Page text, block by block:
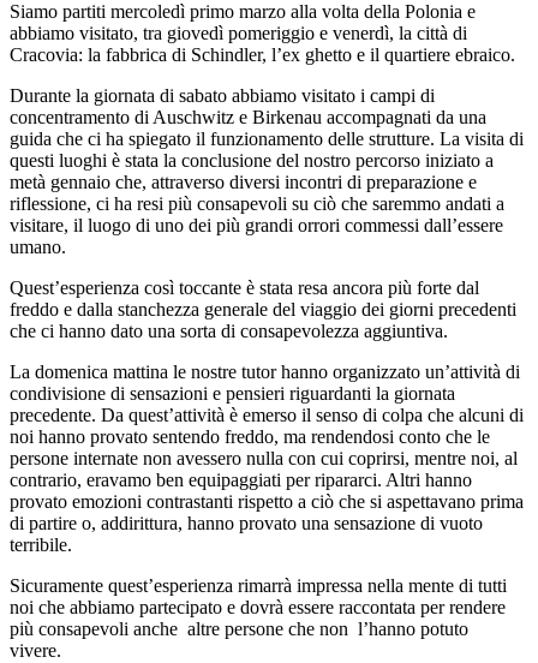
Siamo partiti mercoledì primo marzo alla volta della Polonia e
abbiamo visitato, tra giovedì pomeriggio e venerdì, la città di
Cracovia: la fabbrica di Schindler, l’ex ghetto e il quartiere ebraico.
Durante la giornata di sabato abbiamo visitato i campi di
concentramento di Auschwitz e Birkenau accompagnati da una
guida che ci ha spiegato il funzionamento delle strutture. La visita di
questi luoghi è stata la conclusione del nostro percorso iniziato a
metà gennaio che, attraverso diversi incontri di preparazione e
riflessione, ci ha resi più consapevoli su ciò che saremmo andati a
visitare, il luogo di uno dei più grandi orrori commessi dall’essere
umano.
Quest’esperienza così toccante è stata resa ancora più forte dal
freddo e dalla stanchezza generale del viaggio dei giorni precedenti
che ci hanno dato una sorta di consapevolezza aggiuntiva.
La domenica mattina le nostre tutor hanno organizzato un’attività di
condivisione di sensazioni e pensieri riguardanti la giornata
precedente. Da quest’attività è emerso il senso di colpa che alcuni di
noi hanno provato sentendo freddo, ma rendendosi conto che le
persone internate non avessero nulla con cui coprirsi, mentre noi, al
contrario, eravamo ben equipaggiati per ripararci. Altri hanno
provato emozioni contrastanti rispetto a ciò che si aspettavano prima
di partire o, addirittura, hanno provato una sensazione di vuoto
terribile.
Sicuramente quest’esperienza rimarrà impressa nella mente di tutti
noi che abbiamo partecipato e dovrà essere raccontata per rendere
più consapevoli anche altre persone che non l’hanno potuto
vivere.